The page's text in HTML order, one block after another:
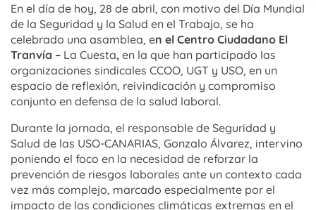
En el día de hoy, 28 de abril, con motivo del Día Mundial
de la Seguridad y la Salud en el Trabajo, se ha
celebrado una asamblea, en el Centro Ciudadano El
Tranvía – La Cuesta, en la que han participado las
organizaciones sindicales CCOO, UGT y USO, en un
espacio de reflexión, reivindicación y compromiso
conjunto en defensa de la salud laboral.
Durante la jornada, el responsable de Seguridad y
Salud de las USO-CANARIAS, Gonzalo Álvarez, intervino
poniendo el foco en la necesidad de reforzar la
prevención de riesgos laborales ante un contexto cada
vez más complejo, marcado especialmente por el
impacto de las condiciones climáticas extremas en el